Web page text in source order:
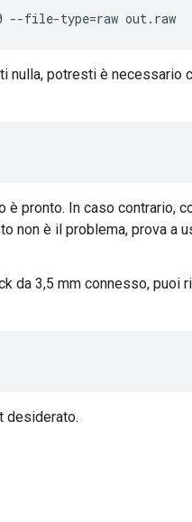
--file-type=raw out.raw
nulla, potresti è necessario
è pronto. In caso contrario,
non è il problema, prova a
da 3,5 mm connesso, puoi
desiderato.